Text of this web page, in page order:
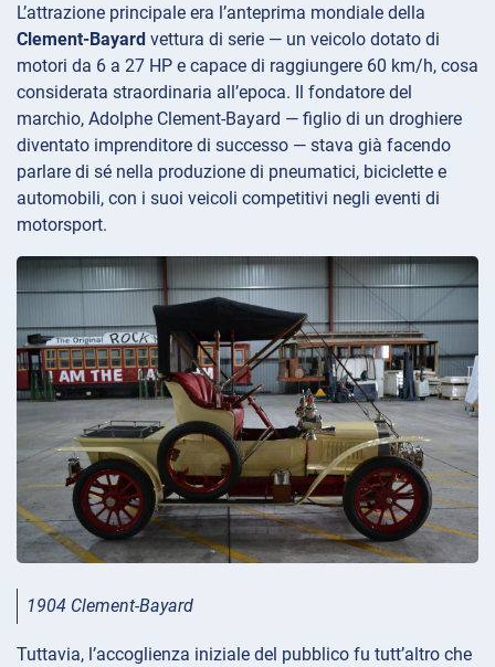
L’attrazione principale era l’anteprima mondiale della
Clement-Bayard vettura di serie — un veicolo dotato di
motori da 6 a 27 HP e capace di raggiungere 60 km/h, cosa
considerata straordinaria all’epoca. Il fondatore del
marchio, Adolphe Clement-Bayard — figlio di un droghiere
diventato imprenditore di successo — stava già facendo
parlare di sé nella produzione di pneumatici, biciclette e
automobili, con i suoi veicoli competitivi negli eventi di
motorsport.
1904 Clement-Bayard
Tuttavia, l’accoglienza iniziale del pubblico fu tutt’altro che